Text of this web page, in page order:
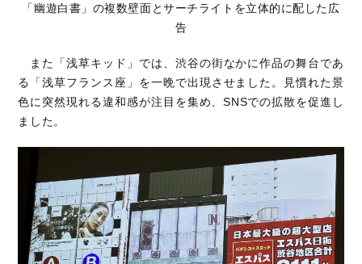
「幽遊白書」の複数壁面とサーチライトを立体的に配した広
告
また「浅草キッド」では、渋谷の街なかに作品の舞台であ
る「浅草フランス座」を一晩で出現させました。見慣れた景
色に突然現れる違和感が注目を集め、SNSでの拡散を促進し
ました。